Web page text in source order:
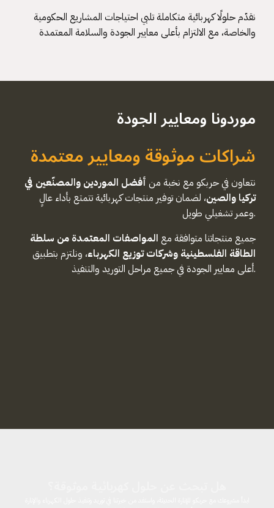
نقدّم حلولًا كهربائية متكاملة تلبي احتياجات المشاريع الحكومية
والخاصة، مع الالتزام بأعلى معايير الجودة والسلامة المعتمدة
موردونا ومعايير الجودة
شراكات موثوقة ومعايير معتمدة
نتعاون في حربكو مع نخبة من أفضل الموردين والمصنّعين في
تركيا والصين، لضمان توفير منتجات كهربائية تتمتع بأداء عالٍ
وعمر تشغيلي طويل.
جميع منتجاتنا متوافقة مع المواصفات المعتمدة من سلطة
الطاقة الفلسطينية وشركات توزيع الكهرباء، ونلتزم بتطبيق
أعلى معايير الجودة في جميع مراحل التوريد والتنفيذ.